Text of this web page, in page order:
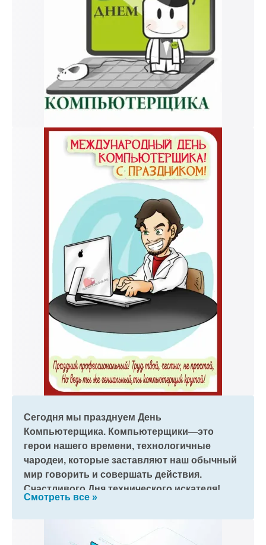
Сегодня мы празднуем День
Компьютерщика. Компьютерщики—это
герои нашего времени, технологичные
чародеи, которые заставляют наш обычный
мир говорить и совершать действия.
Счастливого Дня технического искателя!
Смотреть все »